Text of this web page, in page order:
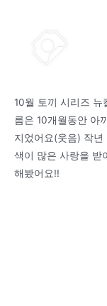
10월 토끼 시리즈 뉴
름은 10개월동안 아
지었어요(웃음) 작
색이 많은 사랑을 받
해봤어요!!